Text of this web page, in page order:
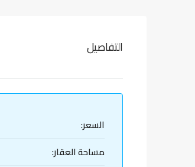
التفاصيل
السعر:
مساحة العقار: